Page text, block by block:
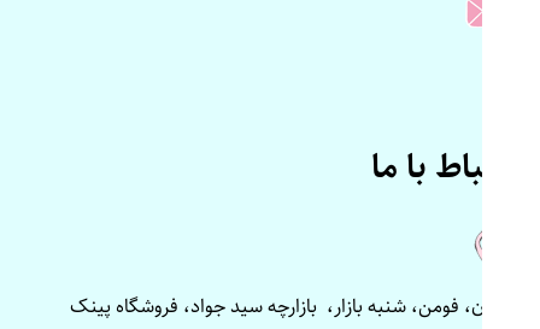
ارتباط با ما
گیلان، فومن، شنبه بازار، بازارچه سید جواد، فروشگاه پینک